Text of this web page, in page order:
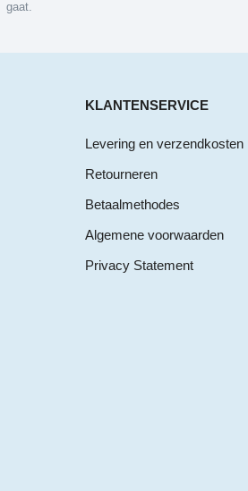
gaat.
KLANTENSERVICE
Levering en verzendkosten
Retourneren
Betaalmethodes
Algemene voorwaarden
Privacy Statement